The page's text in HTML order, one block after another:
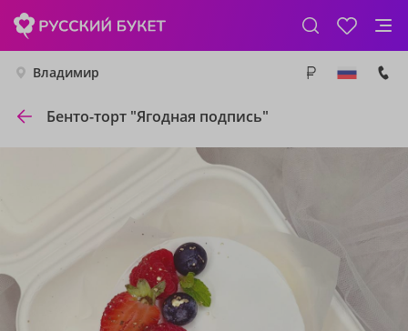
Владимир
Бенто-торт "Ягодная подпись"